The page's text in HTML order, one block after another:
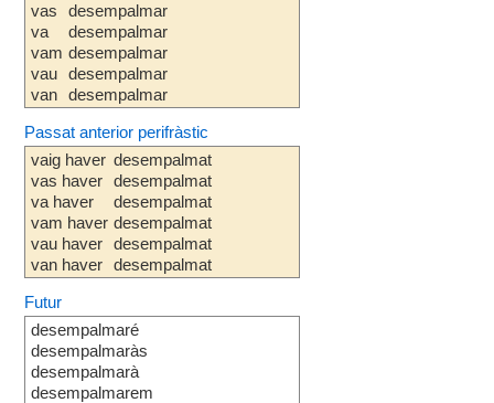
vas
va
vam
vau
van
desempalmar
desempalmar
desempalmar
desempalmar
desempalmar
Passat anterior perifràstic
vaig haver
vas haver
va haver
vam haver
vau haver
van haver
desempalmat
desempalmat
desempalmat
desempalmat
desempalmat
desempalmat
Futur
desempalmaré
desempalmaràs
desempalmarà
desempalmarem